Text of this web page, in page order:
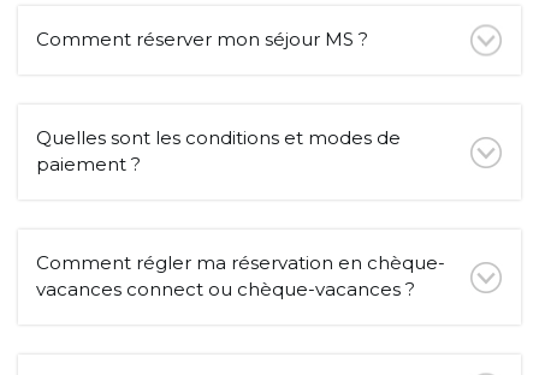
Comment réserver mon séjour MS ?
Quelles sont les conditions et modes de
paiement ?
Comment régler ma réservation en chèque-
vacances connect ou chèque-vacances ?